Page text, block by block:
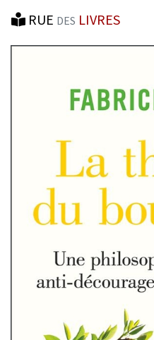
RUE DES LIVRES